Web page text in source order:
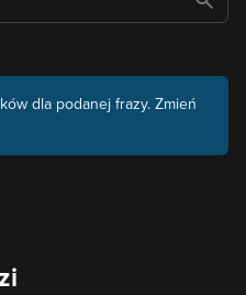
dla podanej frazy. Zmień